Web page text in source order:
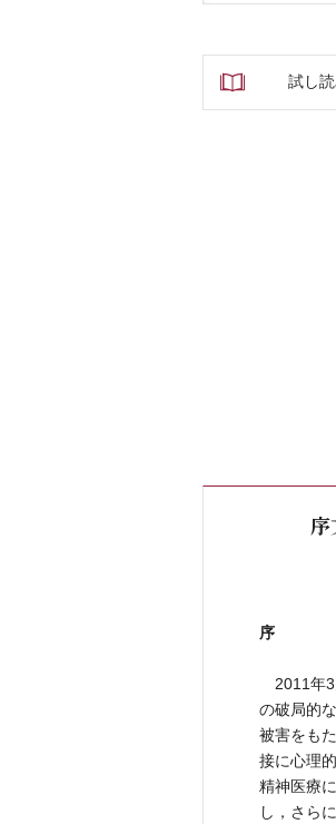
試し
序
序
2011年3
の破局的
被害をも
接に心理
精神医療
し，さら